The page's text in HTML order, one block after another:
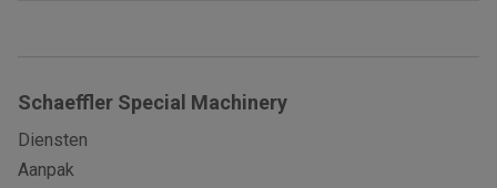
Schaeffler Special Machinery
Diensten
Aanpak